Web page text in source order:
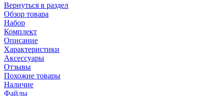
Вернуться в раздел
Обзор товара
Набор
Комплект
Описание
Характеристики
Аксессуары
Отзывы
Похожие товары
Наличие
Файлы